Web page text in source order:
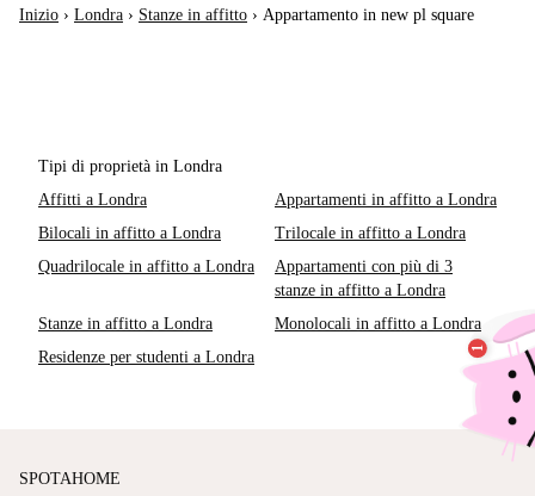
Inizio › Londra › Stanze in affitto › Appartamento in new pl square
Tipi di proprietà in Londra
Affitti a Londra
Appartamenti in affitto a Londra
Bilocali in affitto a Londra
Trilocale in affitto a Londra
Quadrilocale in affitto a Londra
Appartamenti con più di 3
stanze in affitto a Londra
Stanze in affitto a Londra
Monolocali in affitto a Londra
Residenze per studenti a Londra
SPOTAHOME